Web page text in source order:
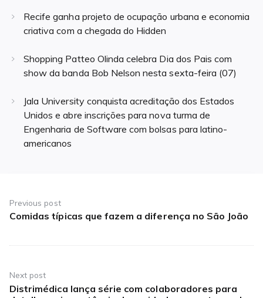
Recife ganha projeto de ocupação urbana e economia
criativa com a chegada do Hidden
Shopping Patteo Olinda celebra Dia dos Pais com
show da banda Bob Nelson nesta sexta-feira (07)
Jala University conquista acreditação dos Estados
Unidos e abre inscrições para nova turma de
Engenharia de Software com bolsas para latino-
americanos
de
Post
Previous post
Previous
Comidas típicas que fazem a diferença no São João
Next post
Next
Distrimédica lança série com colaboradores para